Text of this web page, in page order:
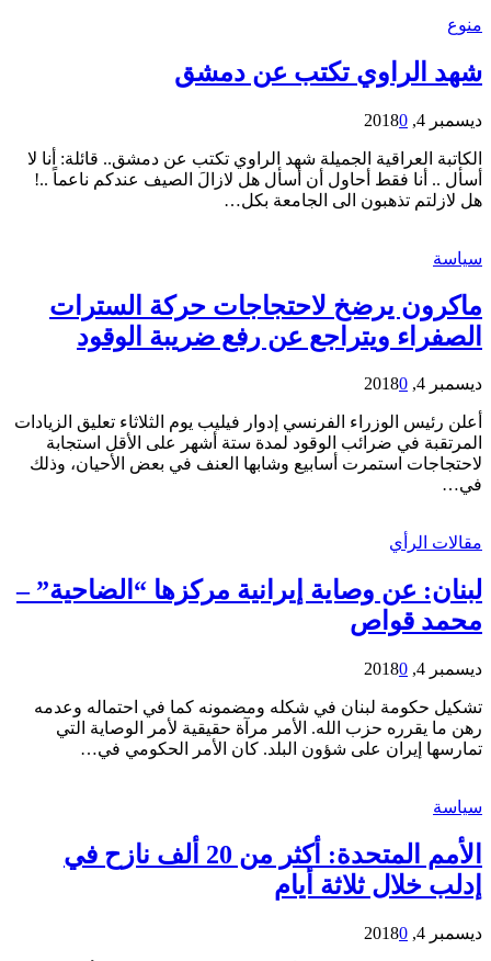
منوع
شهد الراوي تكتب عن دمشق
ديسمبر 4, 2018 0
الكاتبة العراقية الجميلة شهد الراوي تكتب عن دمشق.. قائلة: أنا لا
أسأل .. أنا فقط أحاول أن أسأل هل لازالَ الصيف عندكم ناعماً ..!
هل لازلتم تذهبون الى الجامعة بكل…
سياسة
ماكرون يرضخ لاحتجاجات حركة السترات
الصفراء ويتراجع عن رفع ضريبة الوقود
ديسمبر 4, 2018 0
أعلن رئيس الوزراء الفرنسي إدوار فيليب يوم الثلاثاء تعليق الزيادات
المرتقبة في ضرائب الوقود لمدة ستة أشهر على الأقل استجابة
لاحتجاجات استمرت أسابيع وشابها العنف في بعض الأحيان، وذلك
في…
مقالات الرأي
لبنان: عن وصاية إيرانية مركزها “الضاحية” –
محمد قواص
ديسمبر 4, 2018 0
تشكيل حكومة لبنان في شكله ومضمونه كما في احتماله وعدمه
رهن ما يقرره حزب الله. الأمر مرآة حقيقية لأمر الوصاية التي
تمارسها إيران على شؤون البلد. كان الأمر الحكومي في…
سياسة
الأمم المتحدة: أكثر من 20 ألف نازح في
إدلب خلال ثلاثة أيام
ديسمبر 4, 2018 0